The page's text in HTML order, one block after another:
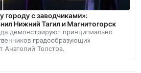
городу с заводчиками»:
Нижний Тагил и Магнитогорск
демонстрируют принципиально
градообразующих
Анатолий Толстов.